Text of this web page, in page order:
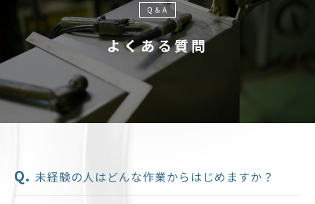
Q＆A
よくある質問
未経験の人はどんな作業からはじめますか？